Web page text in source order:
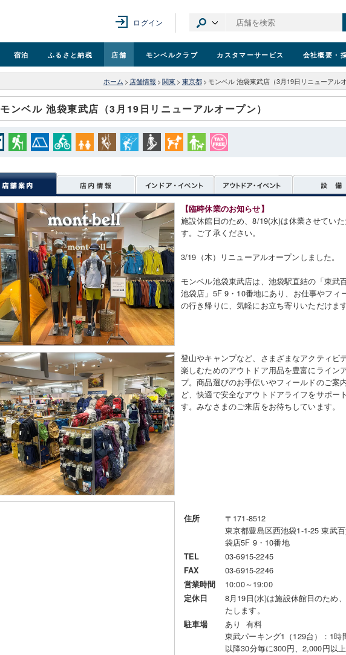
ログイン
宿泊 ふるさと納税 店舗 モンベルクラブ カスタマーサービス 会社概要 ・
ホーム > 店舗情報 > 関東 > 東京都 > モンベル 池袋東武店（3月19日リニューアルオ
モンベル 池袋東武店（3月19日リニューアルオープン）
【臨時休業のお知らせ】
施設休館日のため、8/19(水)は休業させていた
す。ご了承ください。
3/19（木）リニューアルオープンしました。
モンベル池袋東武店は、池袋駅直結の「東武
池袋店」5F 9・10番地にあり、お仕事やフィ
の行き帰りに、気軽にお立ち寄りいただけます
登山やキャンプなど、さまざまなアクティビ
楽しむためのアウトドア用品を豊富にライン
プ。商品選びのお手伝いやフィールドのご案
ど、快適で安全なアウトドアライフをサポー
す。みなさまのご来店をお待ちしています。
住所
〒171-8512
東京都豊島区西池袋1-1-25 東武
袋店5F 9・10番地
TEL 03-6915-2245
FAX 03-6915-2246
営業時間 10:00～19:00
定休日
8月19日(水)は施設休館日のため
たします。
駐車場
あり 有料
東武パーキング1（129台）：1時
以降30分毎に300円、2,000円以